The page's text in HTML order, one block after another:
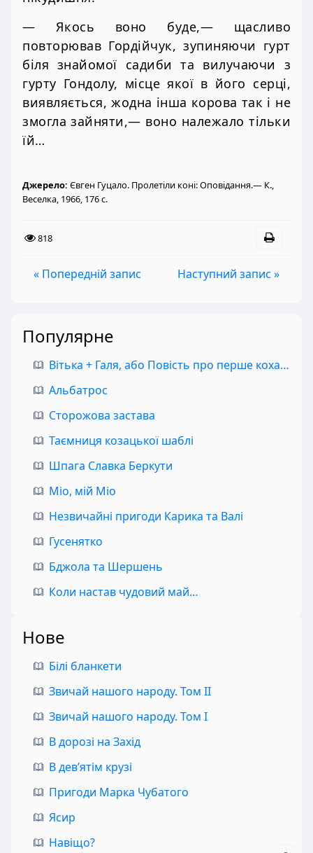
— Якось воно буде,— щасливо
повторював Гордійчук, зупиняючи гурт
біля знайомої садиби та вилучаючи з
гурту Гондолу, місце якої в його серці,
виявляється, жодна інша корова так і не
змогла зайняти,— воно належало тільки
їй…
Джерело: Євген Гуцало. Пролетіли коні: Оповідання.— К.,
Веселка, 1966, 176 с.
818
« Попередній запис Наступний запис »
Популярне
Вітька + Галя, або Повість про перше кохання
Альбатрос
Сторожова застава
Таємниця козацької шаблі
Шпага Славка Беркути
Міо, мій Міо
Незвичайні пригоди Карика та Валі
Гусенятко
Бджола та Шершень
Коли настав чудовий май…
Нове
Білі бланкети
Звичай нашого народу. Том II
Звичай нашого народу. Том I
В дорозі на Захід
В дев’ятім крузі
Пригоди Марка Чубатого
Ясир
Навіщо?